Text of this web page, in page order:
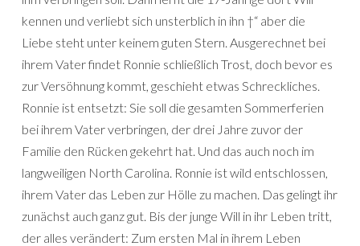
kennen und verliebt sich unsterblich in ihn †“ aber die
Liebe steht unter keinem guten Stern. Ausgerechnet bei
ihrem Vater findet Ronnie schließlich Trost, doch bevor es
zur Versöhnung kommt, geschieht etwas Schreckliches.
Ronnie ist entsetzt: Sie soll die gesamten Sommerferien
bei ihrem Vater verbringen, der drei Jahre zuvor der
Familie den Rücken gekehrt hat. Und das auch noch im
langweiligen North Carolina. Ronnie ist wild entschlossen,
ihrem Vater das Leben zur Hölle zu machen. Das gelingt ihr
zunächst auch ganz gut. Bis der junge Will in ihr Leben tritt,
der alles verändert: Zum ersten Mal in ihrem Leben